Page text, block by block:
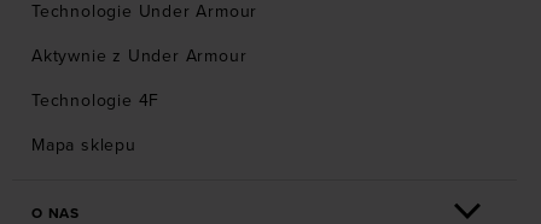
Technologie Under Armour
Aktywnie z Under Armour
Technologie 4F
Mapa sklepu
O NAS